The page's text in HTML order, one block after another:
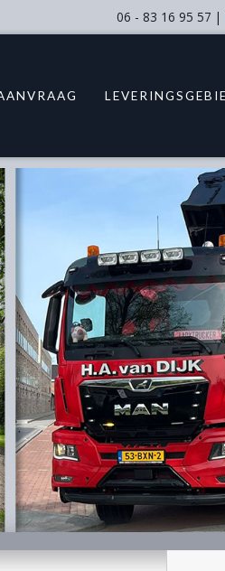
06 - 83 16 95 57 |